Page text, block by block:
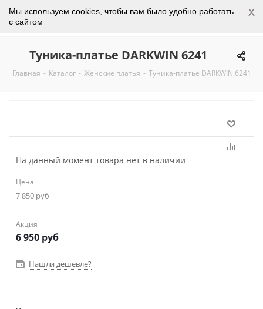
Мы используем cookies, чтобы вам было удобно работать
с сайтом
x
0
Туника-платье DARKWIN 6241
Главная - Каталог - Женские платья - Туника-платье DARKWIN 6241
На данный момент товара нет в наличии
Цена
7 850руб
Акция
6 950 руб
Нашли дешевле?